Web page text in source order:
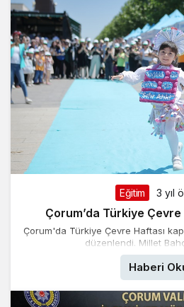
Eğitim 3 yıl
Çorum’da Türkiye Çevre
Çorum'da Türkiye Çevre Haftası
düzenlendi. Millet
Haberi